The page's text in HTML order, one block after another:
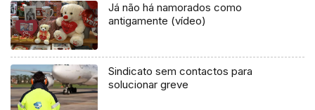
Já não há namorados como
antigamente (vídeo)
Sindicato sem contactos para
solucionar greve